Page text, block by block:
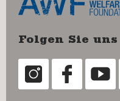
Folgen Sie uns